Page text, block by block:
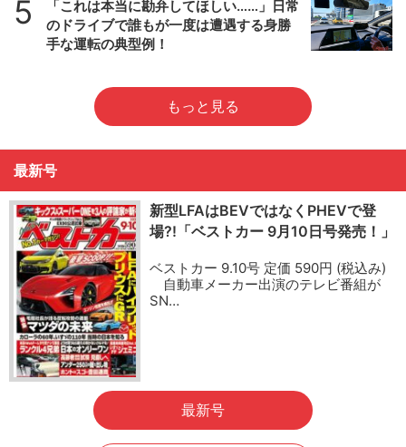
5
「これは本当に勘弁してほしい……」日常
のドライブで誰もが一度は遭遇する身勝
手な運転の典型例！
もっと見る
最新号
新型LFAはBEVではなくPHEVで登
場?!「ベストカー 9月10日号発売！」
ベストカー 9.10号 定価 590円 (税込み)
自動車メーカー出演のテレビ番組が
SN…
最新号